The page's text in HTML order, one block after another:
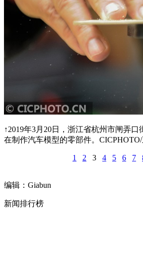
↑2019年3月20日，浙江省杭州市闸弄
在制作汽车模型的零部件。
1 2 3 4 5 6 7
编辑：Giabun
新闻排行榜